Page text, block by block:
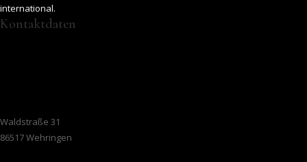
international.
Kontaktdaten
Waldstraße 31
86517 Wehringen